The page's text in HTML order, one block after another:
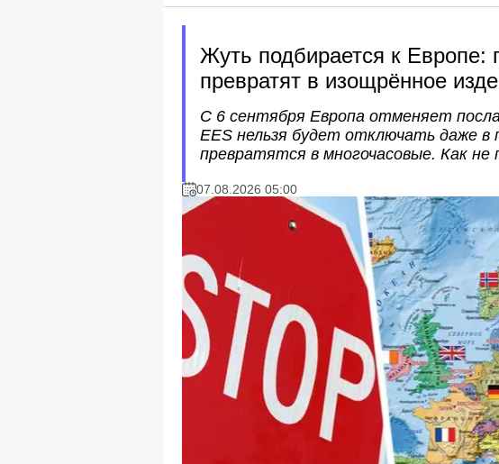
Жуть подбирается к Европе:
превратят в изощрённое
С 6 сентября Европа отменяет
EES нельзя будет отключать даже в
превратятся в многочасовые. Как не
07.08.2026 05:00